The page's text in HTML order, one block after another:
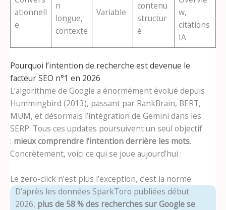
ationnell
e
n
longue,
contexte
Variable
contenu
structur
é
w,
citations
IA
Pourquoi l’intention de recherche est devenue le
facteur SEO n°1 en 2026
L’algorithme de Google a énormément évolué depuis
Hummingbird (2013), passant par RankBrain, BERT,
MUM, et désormais l’intégration de Gemini dans les
SERP. Tous ces updates poursuivent un seul objectif
: mieux comprendre l’intention derrière les mots.
Concrètement, voici ce qui se joue aujourd’hui :
Le zero-click n’est plus l’exception, c’est la norme
D’après les données SparkToro publiées début
2026, plus de 58 % des recherches sur Google se